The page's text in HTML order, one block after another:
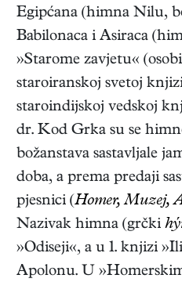
Egipćana (himna Nilu,
Babilonaca i Asiraca
»Starome zavjetu«
staroiranskoj svetoj
staroindijskoj vedskoj
dr. Kod Grka su se
božanstava sastavljale
doba, a prema predaji
pjesnici (Homer, Muzej,
Nazivak himna (grčki
»Odiseji«, a u 1. knjizi
Apolonu. U